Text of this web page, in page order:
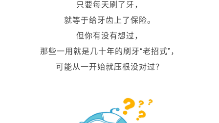
只要每天刷了牙，
就等于给牙齿上了保险。
但你有没有想过，
那些一用就是几十年的刷牙“老招式”，
可能从一开始就压根没对过？